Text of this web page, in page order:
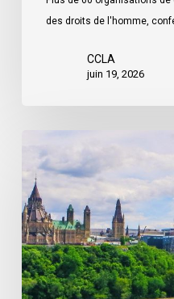
des droits de l'homme,
CCLA
juin 19, 2026
société
civile
appelle
les
dirigeants
politiques
fédéraux